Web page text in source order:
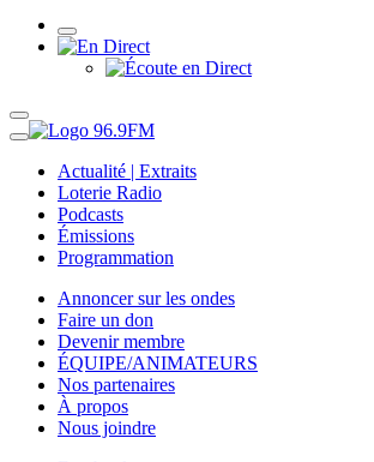
Actualité | Extraits
Loterie Radio
Podcasts
Émissions
Programmation
Annoncer sur les ondes
Faire un don
Devenir membre
ÉQUIPE/ANIMATEURS
Nos partenaires
À propos
Nous joindre